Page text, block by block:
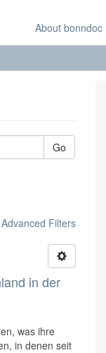
About bonndoc
Go
Filters
in der
was ihre
in denen seit